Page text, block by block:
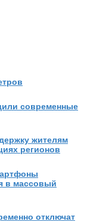
современные
жителям
регионов
в массовый
отключат